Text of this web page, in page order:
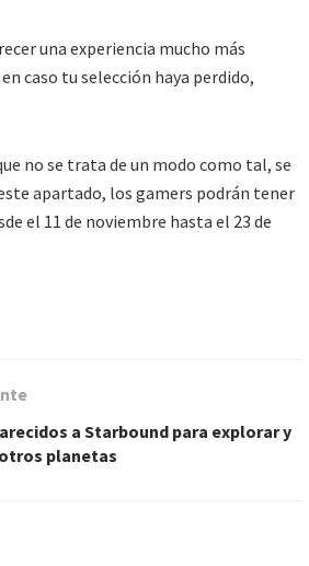
una experiencia mucho más
caso tu selección haya perdido,
no se trata de un modo como tal, se
apartado, los gamers podrán tener
el 11 de noviembre hasta el 23 de
a Starbound para explorar y
planetas